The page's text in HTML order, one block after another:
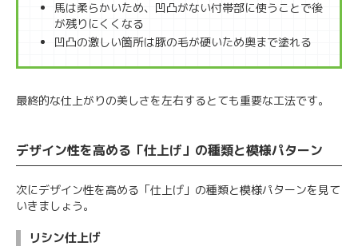
馬は柔らかいため、凹凸がない付帯部に使うことで後
が残りにくくなる
凹凸の激しい箇所は豚の毛が硬いため奥まで塗れる
最終的な仕上がりの美しさを左右するとても重要な工法です。
デザイン性を高める「仕上げ」の種類と模様パターン
次にデザイン性を高める「仕上げ」の種類と模様パターンを見て
いきましょう。
リシン仕上げ